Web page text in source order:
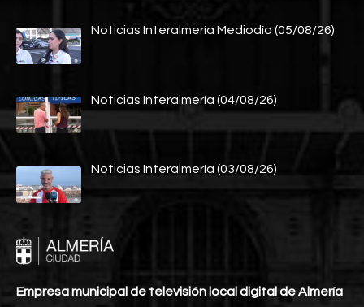
Noticias Interalmería Mediodía (05/08/26)
Noticias Interalmería (04/08/26)
Noticias Interalmería (03/08/26)
Empresa municipal de televisión local digital de Almería